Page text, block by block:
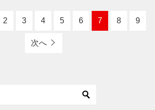
2 3 4 5 6 7 8 9
次へ